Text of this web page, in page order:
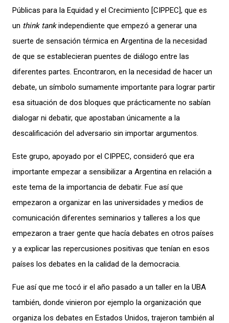
Públicas para la Equidad y el Crecimiento [CIPPEC], que es
un think tankindependiente que empezó a generar una
suerte de sensación térmica en Argentina de la necesidad
de que se establecieran puentes de diálogo entre las
diferentes partes. Encontraron, en la necesidad de hacer un
debate, un símbolo sumamente importante para lograr partir
esa situación de dos bloques que prácticamente no sabían
dialogar ni debatir, que apostaban únicamente a la
descalificación del adversario sin importar argumentos.
Este grupo, apoyado por el CIPPEC, consideró que era
importante empezar a sensibilizar a Argentina en relación a
este tema de la importancia de debatir. Fue así que
empezaron a organizar en las universidades y medios de
comunicación diferentes seminarios y talleres a los que
empezaron a traer gente que hacía debates en otros países
y a explicar las repercusiones positivas que tenían en esos
países los debates en la calidad de la democracia.
Fue así que me tocó ir el año pasado a un taller en la UBA
también, donde vinieron por ejemplo la organización que
organiza los debates en Estados Unidos, trajeron también al